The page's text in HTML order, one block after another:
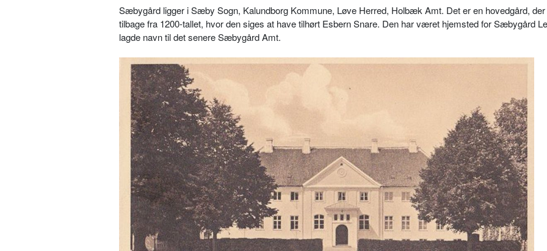
Sæbygård ligger i Sæby Sogn, Kalundborg Kommune, Løve Herred, Holbæk Amt. Det er en hovedgård,
tilbage fra 1200-tallet, hvor den siges at have tilhørt Esbern Snare. Den har været hjemsted for Sæbygård
lagde navn til det senere Sæbygård Amt.